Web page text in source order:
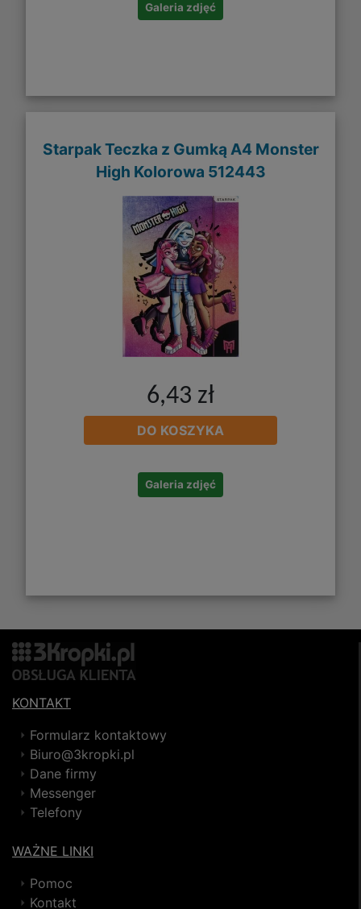
Galeria zdjęć
Starpak Teczka z Gumką A4 Monster
High Kolorowa 512443
6,43 zł
DO KOSZYKA
Galeria zdjęć
KONTAKT
Formularz kontaktowy
Biuro@3kropki.pl
Dane firmy
Messenger
Telefony
WAŻNE LINKI
Pomoc
Kontakt